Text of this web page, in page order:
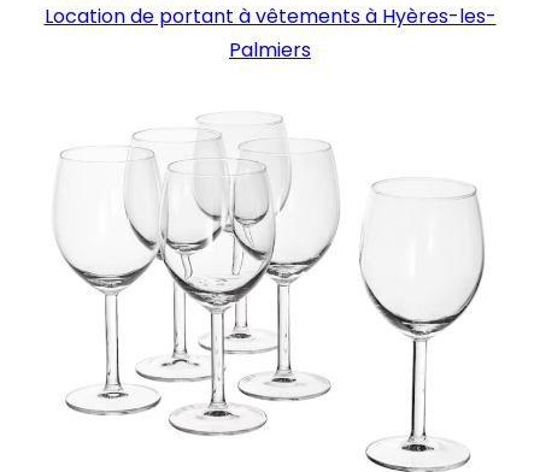
Location de portant à vêtements à Hyères-les-
Palmiers